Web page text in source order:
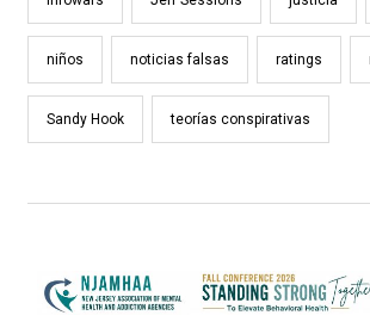
niños noticias falsas ratings
Sandy Hook teorías conspirativas